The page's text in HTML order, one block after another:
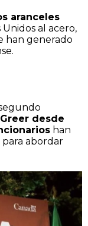
aranceles
al acero,
han generado
desde
han
abordar